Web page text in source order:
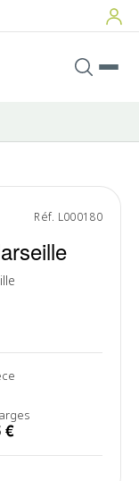
Réf. L000180
€